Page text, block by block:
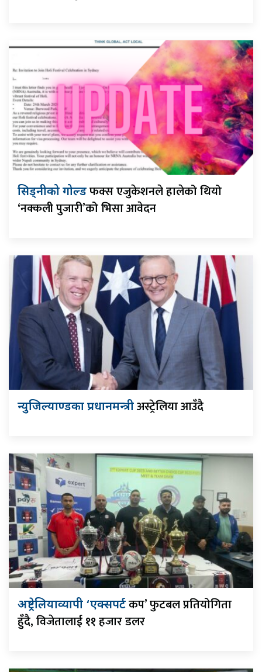
सिड्नीको गोल्डफक्स एजुकेशनले हालेको थियो
‘नक्कली पुजारी’को भिसा आवेदन
न्युजिल्याण्डका प्रधानमन्त्रीअस्ट्रेलिया आउँदै
अष्ट्रेलियाव्यापी ‘एक्सपर्टकप’ फुटबल प्रतियोगिता
हुँदै, विजेतालाई ११ हजार डलर